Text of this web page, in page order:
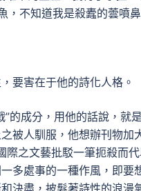
不知道我是殺蠹的蕓噴
要害在于他的詩化人格。
的成分，用他的話說，就
被人馴服，他想辦刊物加
際之文藝批駁一筆扼殺而
多處事的一種作風，即
決盡，披髮著詩性的浪